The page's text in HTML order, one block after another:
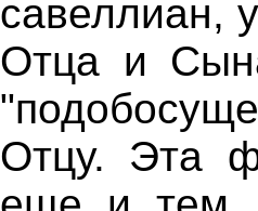
савеллиан,
Отца и
Отцу. Эта